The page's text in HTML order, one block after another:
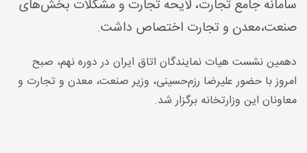
سامانه جامع تجارت، لایحه تجارت و مشکلات بخش‌های
صنعت،‌معدن و تجارت اختصاص داشت.
دهمین نشست هیات نمایندگان اتاق ایران در دوره نهم، صبح
امروز با حضور علیرضا رزم‌حسینی، وزیر صنعت، معدن و تجارت و
معاونان این وزارتخانه برگزار شد.